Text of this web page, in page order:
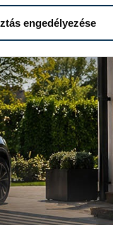
engedélyezése